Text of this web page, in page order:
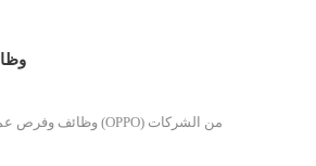
وظائف وفرص